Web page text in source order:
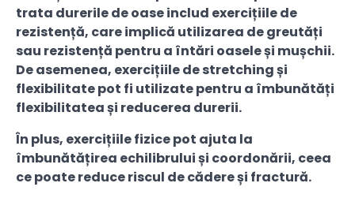
trata durerile de oase includ exercițiile de
rezistență, care implică utilizarea de greutăți
sau rezistență pentru a întări oasele și mușchii.
De asemenea, exercițiile de stretching și
flexibilitate pot fi utilizate pentru a îmbunătăți
flexibilitatea și reducerea durerii.
În plus, exercițiile fizice pot ajuta la
îmbunătățirea echilibrului și coordonării, ceea
ce poate reduce riscul de cădere și fractură.